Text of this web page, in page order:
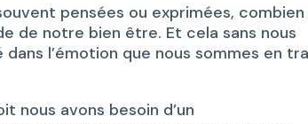
pensées ou exprimées, combien
de notre bien être. Et cela sans nous
l’émotion que nous sommes en
nous avons besoin d’un